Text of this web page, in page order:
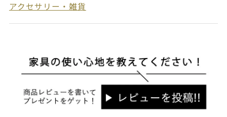
アクセサリー・雑貨